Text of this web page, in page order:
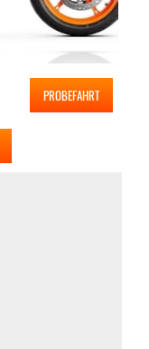
PROBEFAHRT